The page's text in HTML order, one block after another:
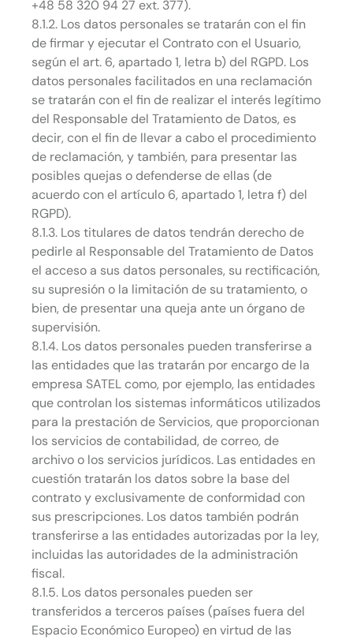
+48 58 320 94 27 ext. 377).
8.1.2. Los datos personales se tratarán con el fin
de firmar y ejecutar el Contrato con el Usuario,
según el art. 6, apartado 1, letra b) del RGPD. Los
datos personales facilitados en una reclamación
se tratarán con el fin de realizar el interés legítimo
del Responsable del Tratamiento de Datos, es
decir, con el fin de llevar a cabo el procedimiento
de reclamación, y también, para presentar las
posibles quejas o defenderse de ellas (de
acuerdo con el artículo 6, apartado 1, letra f) del
RGPD).
8.1.3. Los titulares de datos tendrán derecho de
pedirle al Responsable del Tratamiento de Datos
el acceso a sus datos personales, su rectificación,
su supresión o la limitación de su tratamiento, o
bien, de presentar una queja ante un órgano de
supervisión.
8.1.4. Los datos personales pueden transferirse a
las entidades que las tratarán por encargo de la
empresa SATEL como, por ejemplo, las entidades
que controlan los sistemas informáticos utilizados
para la prestación de Servicios, que proporcionan
los servicios de contabilidad, de correo, de
archivo o los servicios jurídicos. Las entidades en
cuestión tratarán los datos sobre la base del
contrato y exclusivamente de conformidad con
sus prescripciones. Los datos también podrán
transferirse a las entidades autorizadas por la ley,
incluidas las autoridades de la administración
fiscal.
8.1.5. Los datos personales pueden ser
transferidos a terceros países (países fuera del
Espacio Económico Europeo) en virtud de las